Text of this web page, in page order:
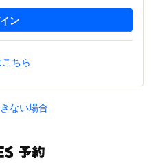
ちら
ない場合